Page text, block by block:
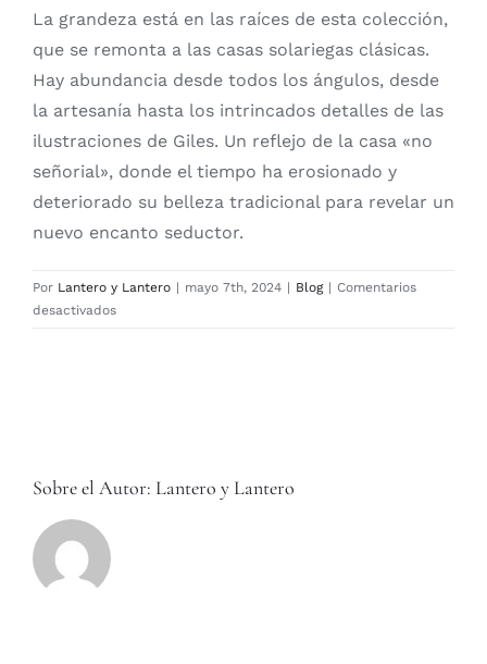
La grandeza está en las raíces de esta colección,
que se remonta a las casas solariegas clásicas.
Hay abundancia desde todos los ángulos, desde
la artesanía hasta los intrincados detalles de las
ilustraciones de Giles. Un reflejo de la casa «no
señorial», donde el tiempo ha erosionado y
deteriorado su belleza tradicional para revelar un
nuevo encanto seductor.
Por Lantero y Lantero | mayo 7th, 2024 | Blog | Comentarios
desactivadosen
Sobre el Autor: Lantero y Lantero